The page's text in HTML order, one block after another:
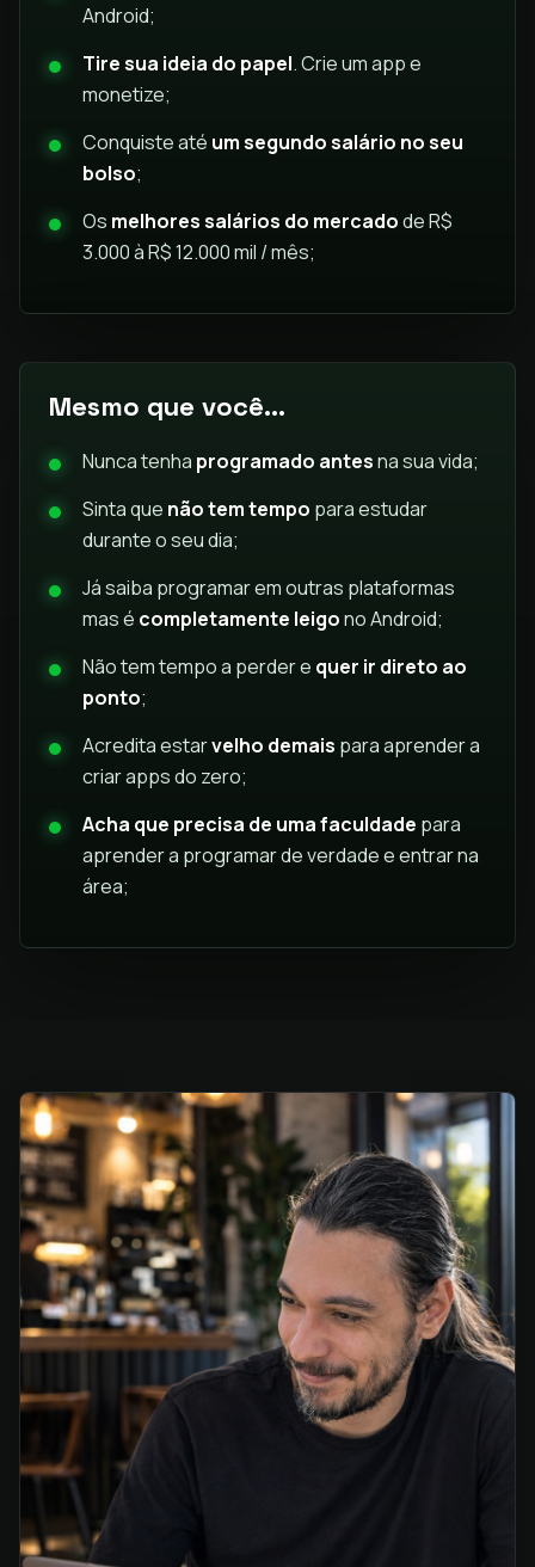
Android;
Tire sua ideia do papel. Crie um app e
monetize;
Conquiste até um segundo salário no seu
bolso;
Os melhores salários do mercadode R$
3.000 à R$ 12.000 mil / mês;
Mesmo que você...
Nunca tenha programado antesna sua vida;
Sinta que não tem tempo para estudar
durante o seu dia;
Já saiba programar em outras plataformas
mas é completamente leigono Android;
Não tem tempo a perder e quer ir direto ao
ponto;
Acredita estarvelho demais para aprender a
criar apps do zero;
Acha que precisa de uma faculdade para
aprender a programar de verdade e entrar na
área;